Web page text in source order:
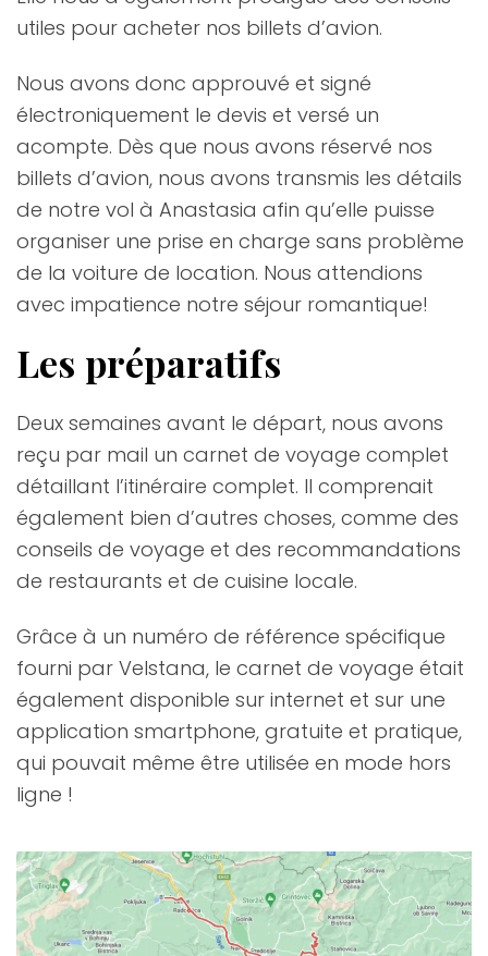
utiles pour acheter nos billets d’avion.
Nous avons donc approuvé et signé
électroniquement le devis et versé un
acompte. Dès que nous avons réservé nos
billets d’avion, nous avons transmis les détails
de notre vol à Anastasia afin qu’elle puisse
organiser une prise en charge sans problème
de la voiture de location. Nous attendions
avec impatience notre séjour romantique!
Les préparatifs
Deux semaines avant le départ, nous avons
reçu par mail un carnet de voyage complet
détaillant l’itinéraire complet. Il comprenait
également bien d’autres choses, comme des
conseils de voyage et des recommandations
de restaurants et de cuisine locale.
Grâce à un numéro de référence spécifique
fourni par Velstana, le carnet de voyage était
également disponible sur internet et sur une
application smartphone, gratuite et pratique,
qui pouvait même être utilisée en mode hors
ligne !